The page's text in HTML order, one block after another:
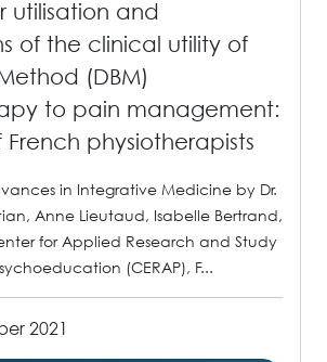
utilisation and
of the clinical utility of
(DBM)
to pain management:
French physiotherapists
in Integrative Medicine by Dr.
Anne Lieutaud, Isabelle Bertrand,
for Applied Research and Study
(CERAP), F...
2021